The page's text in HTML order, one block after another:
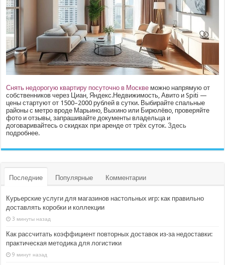
Снять недорогую квартиру посуточно в Москве можно напрямую от
собственников через Циан, Яндекс.Недвижимость, Авито и Spiti —
цены стартуют от 1500–2000 рублей в сутки. Выбирайте спальные
районы с метро вроде Марьино, Выхино или Бирюлёво, проверяйте
фото и отзывы, запрашивайте документы владельца и
договаривайтесь о скидках при аренде от трёх суток.Здесь
подробнее.
Последние Популярные Комментарии
Курьерские услуги для магазинов настольных игр: как правильно
доставлять коробки и коллекции
3 минуты назад
Как рассчитать коэффициент повторных доставок из‑за недоставки:
практическая методика для логистики
9 минут назад